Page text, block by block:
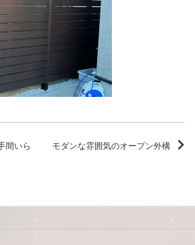
間いら
モダンな雰囲気のオープン外構